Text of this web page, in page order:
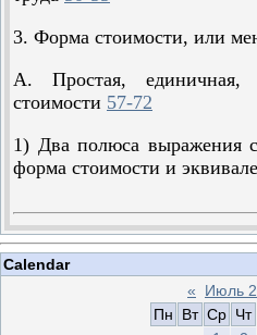
3. Форма стоимости, или
А. Простая, единичная,
стоимости 57-72
1) Два полюса выражения
форма стоимости и
Calendar
«
Июль
Пн
Вт Ср Чт